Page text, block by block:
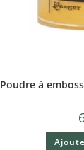
Poudre à